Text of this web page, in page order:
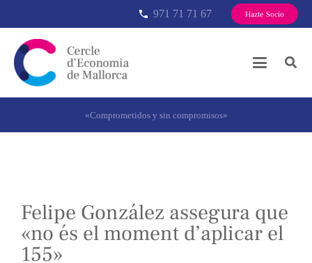
phone 971 71 71 67 Hazte Socio
«Comprometidos y sin compromisos»
Felipe González assegura que
«no és el moment d’aplicar el
155»